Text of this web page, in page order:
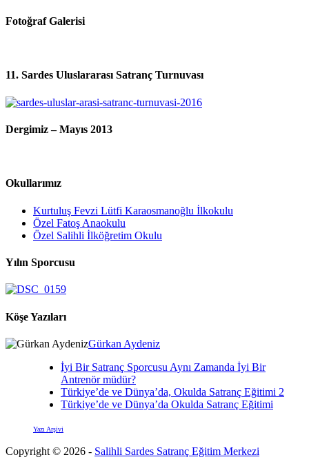
Fotoğraf Galerisi
11. Sardes Uluslararası Satranç Turnuvası
Dergimiz – Mayıs 2013
Okullarımız
Kurtuluş Fevzi Lütfi Karaosmanoğlu İlkokulu
Özel Fatoş Anaokulu
Özel Salihli İlköğretim Okulu
Yılın Sporcusu
Köşe Yazıları
Gürkan Aydeniz
İyi Bir Satranç Sporcusu Aynı Zamanda İyi Bir
Antrenör müdür?
Türkiye’de ve Dünya’da, Okulda Satranç Eğitimi 2
Türkiye’de ve Dünya’da Okulda Satranç Eğitimi
Yazı Arşivi
Copyright © 2026 - Salihli Sardes Satranç Eğitim Merkezi